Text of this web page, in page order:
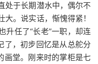
处于长期潜水中，偶尔不
。说实话，惭愧得紧！
升任了“长老”一职，却连
了，初步回忆是从总舵分
画堂。刚来时的掌柜是七